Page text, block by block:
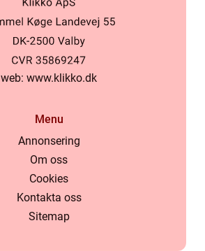
web: www.klikko.dk
Menu
Annonsering
Om oss
Cookies
Kontakta oss
Sitemap